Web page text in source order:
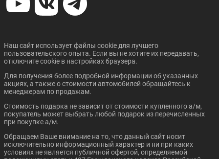
Наш сайт использует файлы cookie для лучшего
пользовательского опыта. Если вы не хотите их передавать,
отключите cookie в настройках браузера.
Для получения более подробной информации об указанных
акциях, а также о стоимости автомобилей обращайтесь к
менеджерам по продажам.
Стоимость подарка не зависит от стоимости купленного а/м,
покупатель может выбрать любой подарок из перечисленных
при покупке а/м.
Обращаем Ваше внимание на то, что данный сайт носит
исключительно информационный характер и ни при каких
условиях не является публичной офертой, определяемой